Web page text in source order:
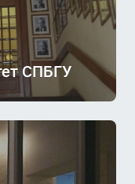
СПБГУ